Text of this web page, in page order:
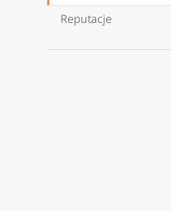
Reputacje